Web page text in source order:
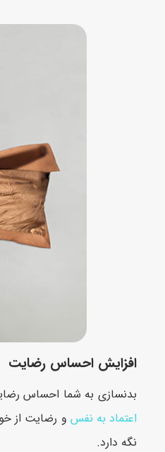
افزایش احساس رضایت
بدنسازی به شما احساس
اعتماد به نفس و رضایت از
نگه دارد.